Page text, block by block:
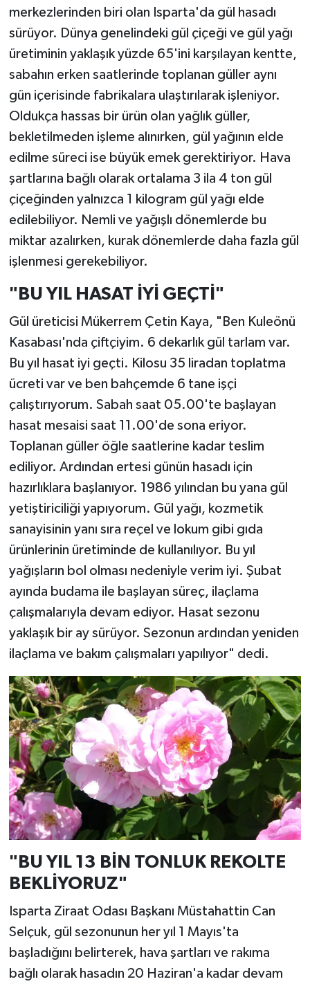
merkezlerinden biri olan Isparta'da gül hasadı
sürüyor. Dünya genelindeki gül çiçeği ve gül yağı
üretiminin yaklaşık yüzde 65'ini karşılayan kentte,
sabahın erken saatlerinde toplanan güller aynı
gün içerisinde fabrikalara ulaştırılarak işleniyor.
Oldukça hassas bir ürün olan yağlık güller,
bekletilmeden işleme alınırken, gül yağının elde
edilme süreci ise büyük emek gerektiriyor. Hava
şartlarına bağlı olarak ortalama 3 ila 4 ton gül
çiçeğinden yalnızca 1 kilogram gül yağı elde
edilebiliyor. Nemli ve yağışlı dönemlerde bu
miktar azalırken, kurak dönemlerde daha fazla gül
işlenmesi gerekebiliyor.
"BU YIL HASAT İYİ GEÇTİ"
Gül üreticisi Mükerrem Çetin Kaya, "Ben Kuleönü
Kasabası'nda çiftçiyim. 6 dekarlık gül tarlam var.
Bu yıl hasat iyi geçti. Kilosu 35 liradan toplatma
ücreti var ve ben bahçemde 6 tane işçi
çalıştırıyorum. Sabah saat 05.00'te başlayan
hasat mesaisi saat 11.00'de sona eriyor.
Toplanan güller öğle saatlerine kadar teslim
ediliyor. Ardından ertesi günün hasadı için
hazırlıklara başlanıyor. 1986 yılından bu yana gül
yetiştiriciliği yapıyorum. Gül yağı, kozmetik
sanayisinin yanı sıra reçel ve lokum gibi gıda
ürünlerinin üretiminde de kullanılıyor. Bu yıl
yağışların bol olması nedeniyle verim iyi. Şubat
ayında budama ile başlayan süreç, ilaçlama
çalışmalarıyla devam ediyor. Hasat sezonu
yaklaşık bir ay sürüyor. Sezonun ardından yeniden
ilaçlama ve bakım çalışmaları yapılıyor" dedi.
"BU YIL 13 BİN TONLUK REKOLTE
BEKLİYORUZ"
Isparta Ziraat Odası Başkanı Müstahattin Can
Selçuk, gül sezonunun her yıl 1 Mayıs'ta
başladığını belirterek, hava şartları ve rakıma
bağlı olarak hasadın 20 Haziran'a kadar devam